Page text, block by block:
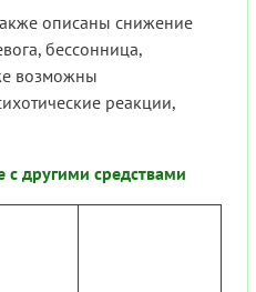
описаны снижение
бессонница,
возможны
реакции,
другими средствами